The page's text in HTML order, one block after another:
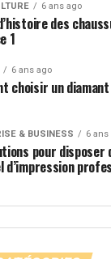
6 ans ago
des
1
6 ans ago
choisir un diamant
& BUSINESS 6 ans
pour disposer
d’impression